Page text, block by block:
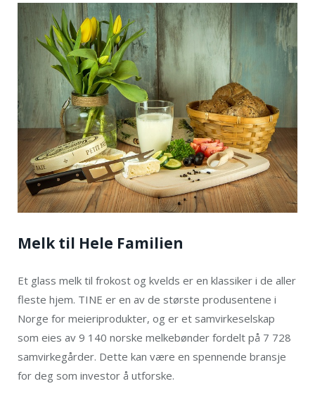
Melk til Hele Familien
Et glass melk til frokost og kvelds er en klassiker i de aller
fleste hjem. TINE er en av de største produsentene i
Norge for meieriprodukter, og er et samvirkeselskap
som eies av 9 140 norske melkebønder fordelt på 7 728
samvirkegårder. Dette kan være en spennende bransje
for deg som investor å utforske.